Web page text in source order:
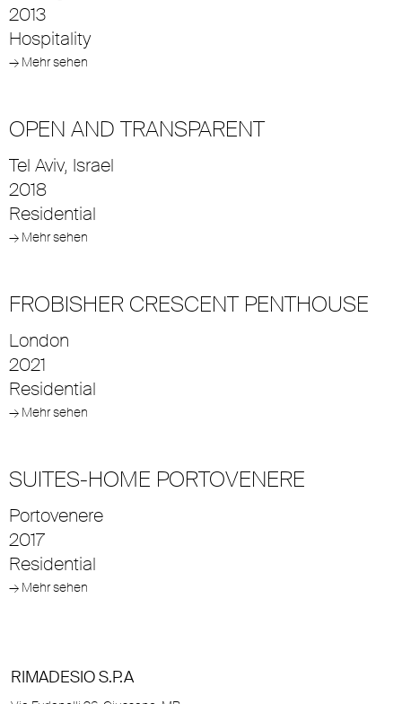
2013
Hospitality
→ Mehr sehen
OPEN AND TRANSPARENT
Tel Aviv, Israel
2018
Residential
→ Mehr sehen
FROBISHER CRESCENT PENTHOUSE
London
2021
Residential
→ Mehr sehen
SUITES-HOME PORTOVENERE
Portovenere
2017
Residential
→ Mehr sehen
RIMADESIO S.P.A